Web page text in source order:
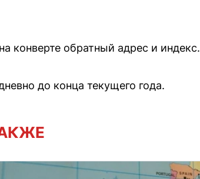
конверте обратный адрес и индекс.
до конца текущего года.